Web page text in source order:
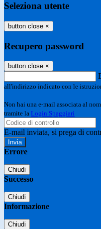
Seleziona utente
button close ×
Recupero password
button close ×
all'indirizzo indicato con le
Non hai una e-mail associata al
tramite la Login Spaggiari
E-mail inviata, si prega di
Errore
Chiudi
Successo
Chiudi
Informazione
Chiudi